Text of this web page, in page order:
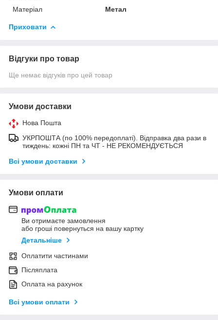
Матеріал
Метал
Приховати
Відгуки про товар
Ще немає відгуків про цей товар
Умови доставки
Нова Пошта
УКРПОШТА (по 100% передоплаті). Відправка два рази в
тиждень: кожні ПН та ЧТ - НЕ РЕКОМЕНДУЄТЬСЯ
Всі умови доставки
Умови оплати
Ви отримаєте замовлення
або гроші повернуться на вашу картку
Детальніше
Оплатити частинами
Післяплата
Оплата на рахунок
Всі умови оплати